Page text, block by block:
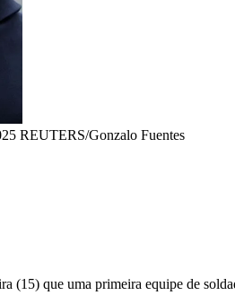
REUTERS/Gonzalo Fuentes
que uma primeira equipe de